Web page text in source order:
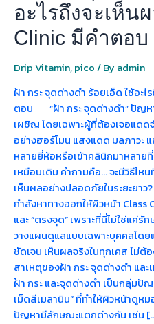
อะไรถึงจะเห็น
Clinic มีคำตอบ
Drip Vitamin,pico/ By admin
ฝ้า กระ จุดด่างดำ ร้อยเอ็ด ใช้อะไ
ตอบ “ฝ้า กระ จุดด่างดำ” ปัญห
เผชิญ โดยเฉพาะผู้ที่ต้องเจอแดด
อย่างฮอร์โมน แสงแดด มลภาวะ
หลายยี่ห้อหรือเข้าคลินิกมาหลาย
เหมือนเดิม คำถามคือ… จะมีวิธีไ
เห็นผลอย่างปลอดภัยในระยะย
กำลังหาทางออกให้ผิวหน้า Class
และ “ตรงจุด” เพราะที่นี่ไม่ใช่แค่รั
วางแผนดูแลแบบเฉพาะบุคคลโด
ชัดเจน เห็นผลจริงในทุกเคส ไม่
สาเหตุของฝ้า กระ จุดด่างดำ แล
ฝ้า กระ และจุดด่างดำ เป็นกลุ่มปั
เม็ดสีเมลานิน” ที่ทำให้ผิวหน้าดูห
ปัญหามีลักษณะแตกต่างกัน เช่น
คำ
ตอบ